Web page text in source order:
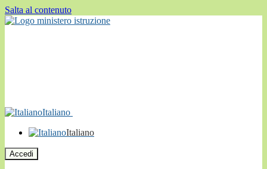
Salta al contenuto
Italiano
Italiano
Accedi